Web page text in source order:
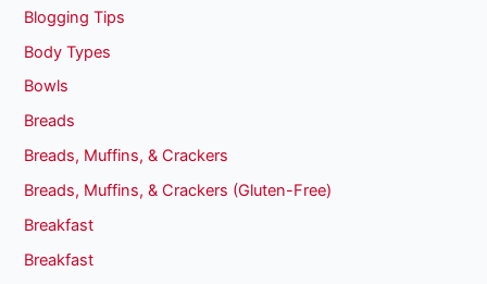
Blogging Tips
Body Types
Bowls
Breads
Breads, Muffins, & Crackers
Breads, Muffins, & Crackers (Gluten-Free)
Breakfast
Breakfast